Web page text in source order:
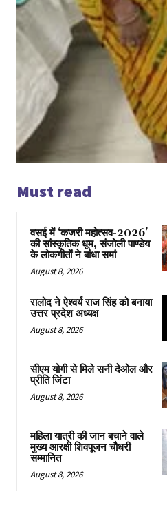
Must read
वसई में ‘कजरी महोत्सव-2026’
की सांस्कृतिक धूम, संजोली पाण्डेय
के लोकगीतों ने बांधा समां
August 8, 2026
रालोद ने ऐश्वर्य राज सिंह को बनाया
उत्तर प्रदेश अध्यक्ष
August 8, 2026
सीएम योगी से मिले सनी देओल और
प्रीति जिंटा
August 8, 2026
महिला यात्री की जान बचाने वाले
मुख्य आरक्षी शिवपूजन चौधरी
सम्मानित
August 8, 2026